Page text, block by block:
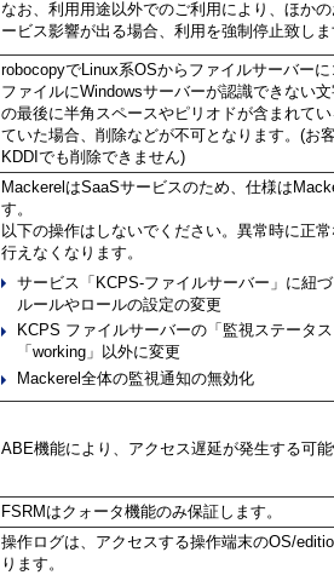
なお、利用用途以外でのご利用により、ほか
ービス影響が出る場合、利用を強制停止致し
robocopyでLinux系OSからファイルサーバー
ファイルにWindowsサーバーが認識できない
の最後に半角スペースやピリオドが含まれて
ていた場合、削除などが不可となります。(お
KDDIでも削除できません)
MackerelはSaaSサービスのため、仕様は
す。
以下の操作はしないでください。異常時に正
行えなくなります。
サービス「KCPS-ファイルサーバー」に紐
ルールやロールの設定の変更
KCPS ファイルサーバーの「監視ステータ
「working」以外に変更
Mackerel全体の監視通知の無効化
ABE機能により、アクセス遅延が発生する可
FSRMはクォータ機能のみ保証します。
操作ログは、アクセスする操作端末のOS/
ります。